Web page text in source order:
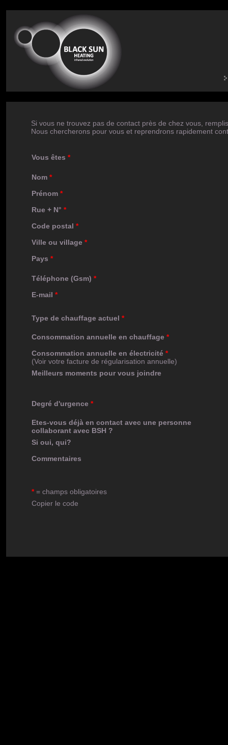
Si vous ne trouvez pas de contact près de chez vous,
Nous chercherons pour vous et reprendrons rapidement
Vous êtes *
Nom *
Prénom *
Rue + N° *
Code postal *
Ville ou village *
Pays *
Téléphone (Gsm) *
E-mail *
Type de chauffage actuel *
Consommation annuelle en chauffage *
Consommation annuelle en électricité *
(Voir votre facture de régularisation annuelle)
Meilleurs moments pour vous joindre
Degré d'urgence *
Etes-vous déjà en contact avec une personne
collaborant avec BSH ?
Si oui, qui?
Commentaires
*= champs obligatoires
Copier le code